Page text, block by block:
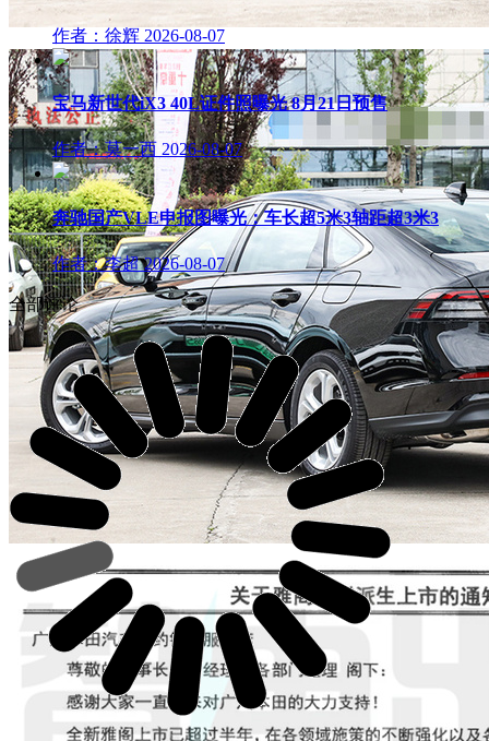
作者：徐辉 2026-08-07
宝马新世代iX3 40L证件照曝光 8月21日预售
作者：莫一西 2026-08-07
奔驰国产VLE申报图曝光：车长超5米3轴距超3米3
作者：李超 2026-08-07
全部评论